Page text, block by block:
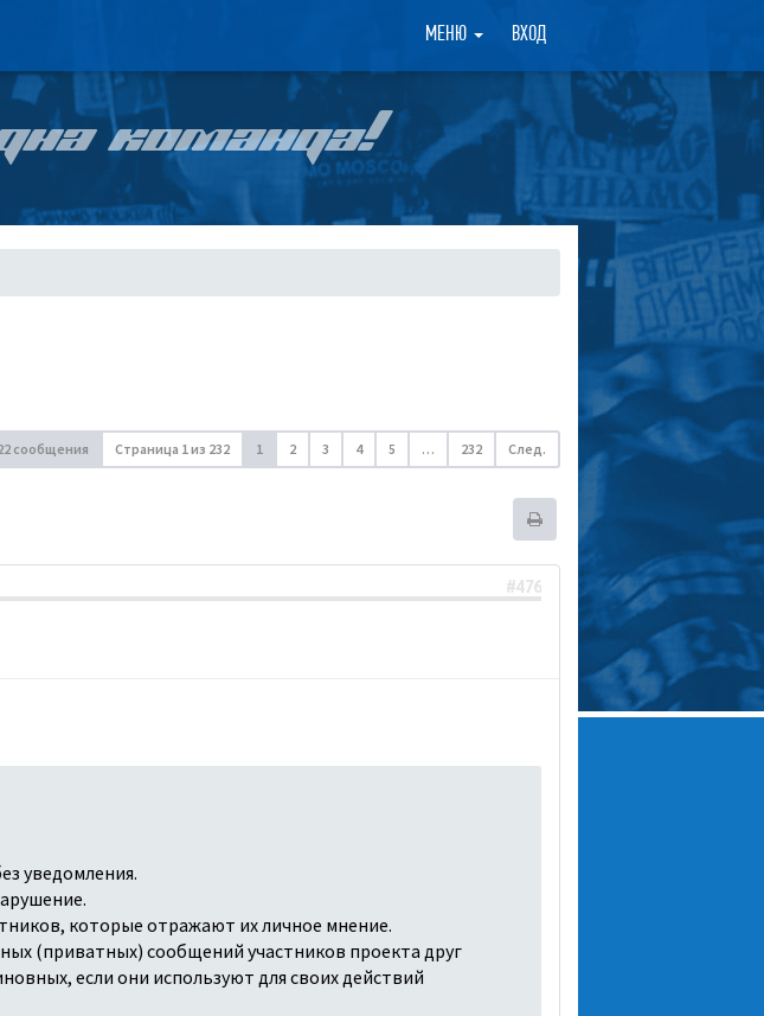
МЕНЮ ВХОД ×
КОМАНДА!
сообщения Страница 1из 232 1 2 3 4 5 … 232 След.
#476
уведомления.
которые отражают их личное мнение.
(приватных) сообщений участников проекта друг
если они используют для своих действий